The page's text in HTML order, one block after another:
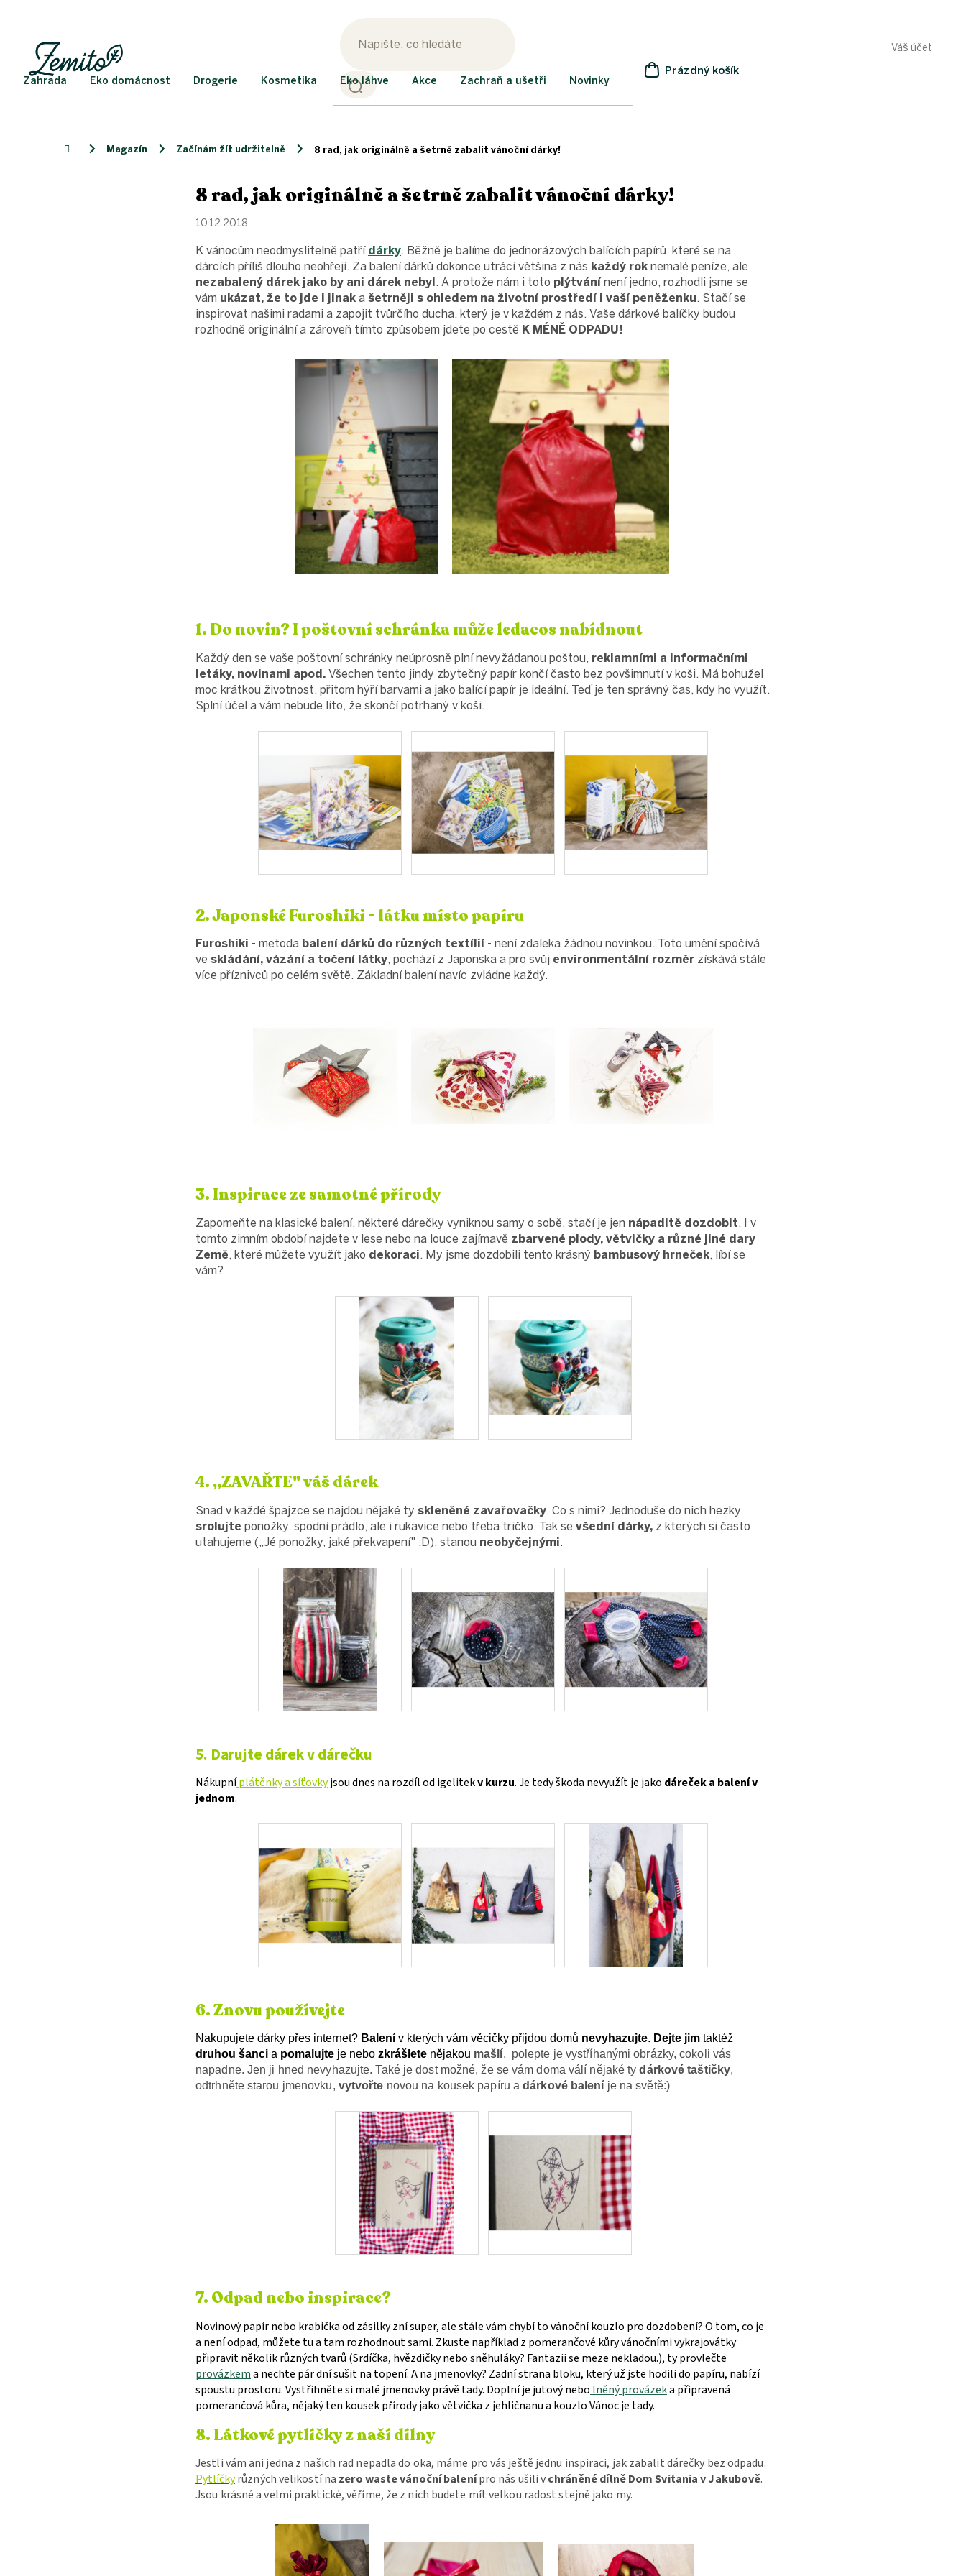
Váš účet
NÁKUPNÍ
Prázdný košík
Zahrada Eko domácnost Drogerie Kosmetika Eko láhve Akce Zachraň a ušetři Novinky
Domů Magazín Začínám žít udržitelně 8 rad, jak originálně a šetrně zabalit vánoční dárky!
8 rad, jak originálně a šetrně zabalit vánoční dárky!
10.12.2018
K vánocům neodmyslitelně patří dárky. Běžně je balíme do jednorázových balících papírů, které se na
dárcích příliš dlouho neohřejí. Za balení dárků dokonce utrácí většina z nás každý rok nemalé peníze, ale
nezabalený dárek jako by ani dárek nebyl. A protože nám i toto plýtvání není jedno, rozhodli jsme se
vám ukázat, že to jde i jinak a šetrněji s ohledem na životní prostředí i vaší peněženku. Stačí se
inspirovat našimi radami a zapojit tvůrčího ducha, který je v každém z nás. Vaše dárkové balíčky budou
rozhodně originální a zároveň tímto způsobem jdete po cestě K MÉNĚ ODPADU!
1. Do novin? I poštovní schránka může ledacos nabídnout
Každý den se vaše poštovní schránky neúprosně plní nevyžádanou poštou, reklamními a informačními
letáky, novinami apod. Všechen tento jindy zbytečný papír končí často bez povšimnutí v koši. Má bohužel
moc krátkou životnost, přitom hýří barvami a jako balící papír je ideální. Teď je ten správný čas, kdy ho využít.
Splní účel a vám nebude líto, že skončí potrhaný v koši.
2. Japonské Furoshiki - látku místo papíru
Furoshiki - metoda balení dárků do různých textílií - není zdaleka žádnou novinkou. Toto umění spočívá
ve skládání, vázání a točení látky, pochází z Japonska a pro svůj environmentální rozměr získává stále
více příznivců po celém světě. Základní balení navíc zvládne každý.
3. Inspirace ze samotné přírody
Zapomeňte na klasické balení, některé dárečky vyniknou samy o sobě, stačí je jen nápaditě dozdobit. I v
tomto zimním období najdete v lese nebo na louce zajímavě zbarvené plody, větvičky a různé jiné dary
Země, které můžete využít jako dekoraci. My jsme dozdobili tento krásný bambusový hrneček, líbí se
vám?
4. „ZAVAŘTE" váš dárek
Snad v každé špajzce se najdou nějaké ty skleněné zavařovačky. Co s nimi? Jednoduše do nich hezky
srolujte ponožky, spodní prádlo, ale i rukavice nebo třeba tričko. Tak se všední dárky, z kterých si často
utahujeme („Jé ponožky, jaké překvapení" :D), stanou neobyčejnými.
5. Darujte dárek v dárečku
Nákupníplátěnky a síťovkyjsou dnes na rozdíl od igelitekv kurzu. Je tedy škoda nevyužít je jako dáreček a balení v
jednom.
6. Znovu používejte
Nakupujete dárky přes internet? Balení v kterých vám věcičky přijdou domů nevyhazujte. Dejte jim taktéž
druhou šanci a pomalujte je nebo zkrášlete nějakou mašlí, polepte je vystříhanými obrázky, cokoli vás
napadne. Jen ji hned nevyhazujte. Také je dost možné, že se vám doma válí nějaké tydárkové taštičky,
odtrhněte starou jmenovku, vytvořte novou na kousek papíru adárkové balení je na světě:)
7. Odpad nebo inspirace?
Novinový papír nebo krabička od zásilky zní super, ale stále vám chybí to vánoční kouzlo pro dozdobení? O tom, co je
a není odpad, můžete tu a tam rozhodnout sami. Zkuste například z pomerančové kůry vánočními vykrajovátky
připravit několik různých tvarů (Srdíčka, hvězdičky nebo sněhuláky? Fantazii se meze nekladou.), ty provlečte
provázkema nechte pár dní sušit na topení. A na jmenovky? Zadní strana bloku, který už jste hodili do papíru, nabízí
spoustu prostoru. Vystřihněte si malé jmenovky právě tady. Doplní je jutový nebo lněný provázeka připravená
pomerančová kůra, nějaký ten kousek přírody jako větvička z jehličnanu a kouzlo Vánoc je tady.
8. Látkové pytlíčky z naší dílny
Jestli vám ani jedna z našich rad nepadla do oka, máme pro vás ještě jednu inspiraci, jak zabalit dárečky bez odpadu.
Pytlíčkyrůzných velikostí na zero waste vánoční balenípro nás ušili vchráněné dílně Dom Svitaniav Jakubově.
Jsou krásnéa velmi praktické, věříme, že z nich budete mít velkou radost stejně jako my.